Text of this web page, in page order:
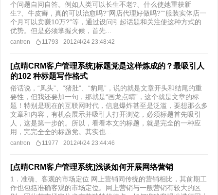
个问题自问自答。例如人类可以长生不老?、什么使她重获新
生?、牛皮癣，真的可以治愈吗?“网店代理好做吗?”“服装实体店一
个月可以卖赚10万?”等，通过设问引起话题和关注使这种方式的
优势。但是必须掌握火候，首先...
cantron 11793 2012/4/24 23:48:42
[点晴CRM客户管理系统]标题党是这样炼成的？最吸引人
的102 种标题写作格式
俗话说，“凤头”、“猪肚”、“豹尾”，说的就是文章开头和结尾的重
要性，但我还要加一句，那就是“画龙点睛”，这个就是文章的标
题！特别是现在的互联网时代，信息爆炸甚至是泛滥，要想那么多
文章和内容，有机会展示并吸引人打开浏览，必须标题首先吸引
人，这是第一步的。所以，看看本文的标题，就是完全的一种应
用，完完全全的标题党。其实也...
cantron 11977 2012/4/24 23:44:46
[点晴CRM客户管理系统]浅谈如何开展网络营销
1．准确、客观的市场定位 网上营销同传统的营销相比，其前期工
作也包括准确客观的市场定位。网上营销与一般营销有较大的区